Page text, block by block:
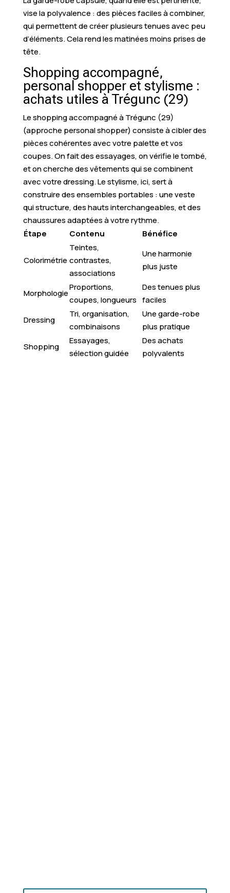
vise la polyvalence : des pièces faciles à combiner,
qui permettent de créer plusieurs tenues avec peu
d’éléments. Cela rend les matinées moins prises de
tête.
Shopping accompagné,
personal shopper et stylisme :
achats utiles à Trégunc (29)
Le shopping accompagné à Trégunc (29)
(approche personal shopper) consiste à cibler des
pièces cohérentes avec votre palette et vos
coupes. On fait des essayages, on vérifie le tombé,
et on cherche des vêtements qui se combinent
avec votre dressing. Le stylisme, ici, sert à
construire des ensembles portables : une veste
qui structure, des hauts interchangeables, et des
chaussures adaptées à votre rythme.
Étape
Contenu Bénéfice
Colorimétrie
Teintes,
contrastes,
associations
Une harmonie
plus juste
Morphologie
Proportions,
coupes, longueurs
Des tenues plus
faciles
Dressing
Tri, organisation,
combinaisons
Une garde-robe
plus pratique
Shopping
Essayages,
sélection guidée
Des achats
polyvalents